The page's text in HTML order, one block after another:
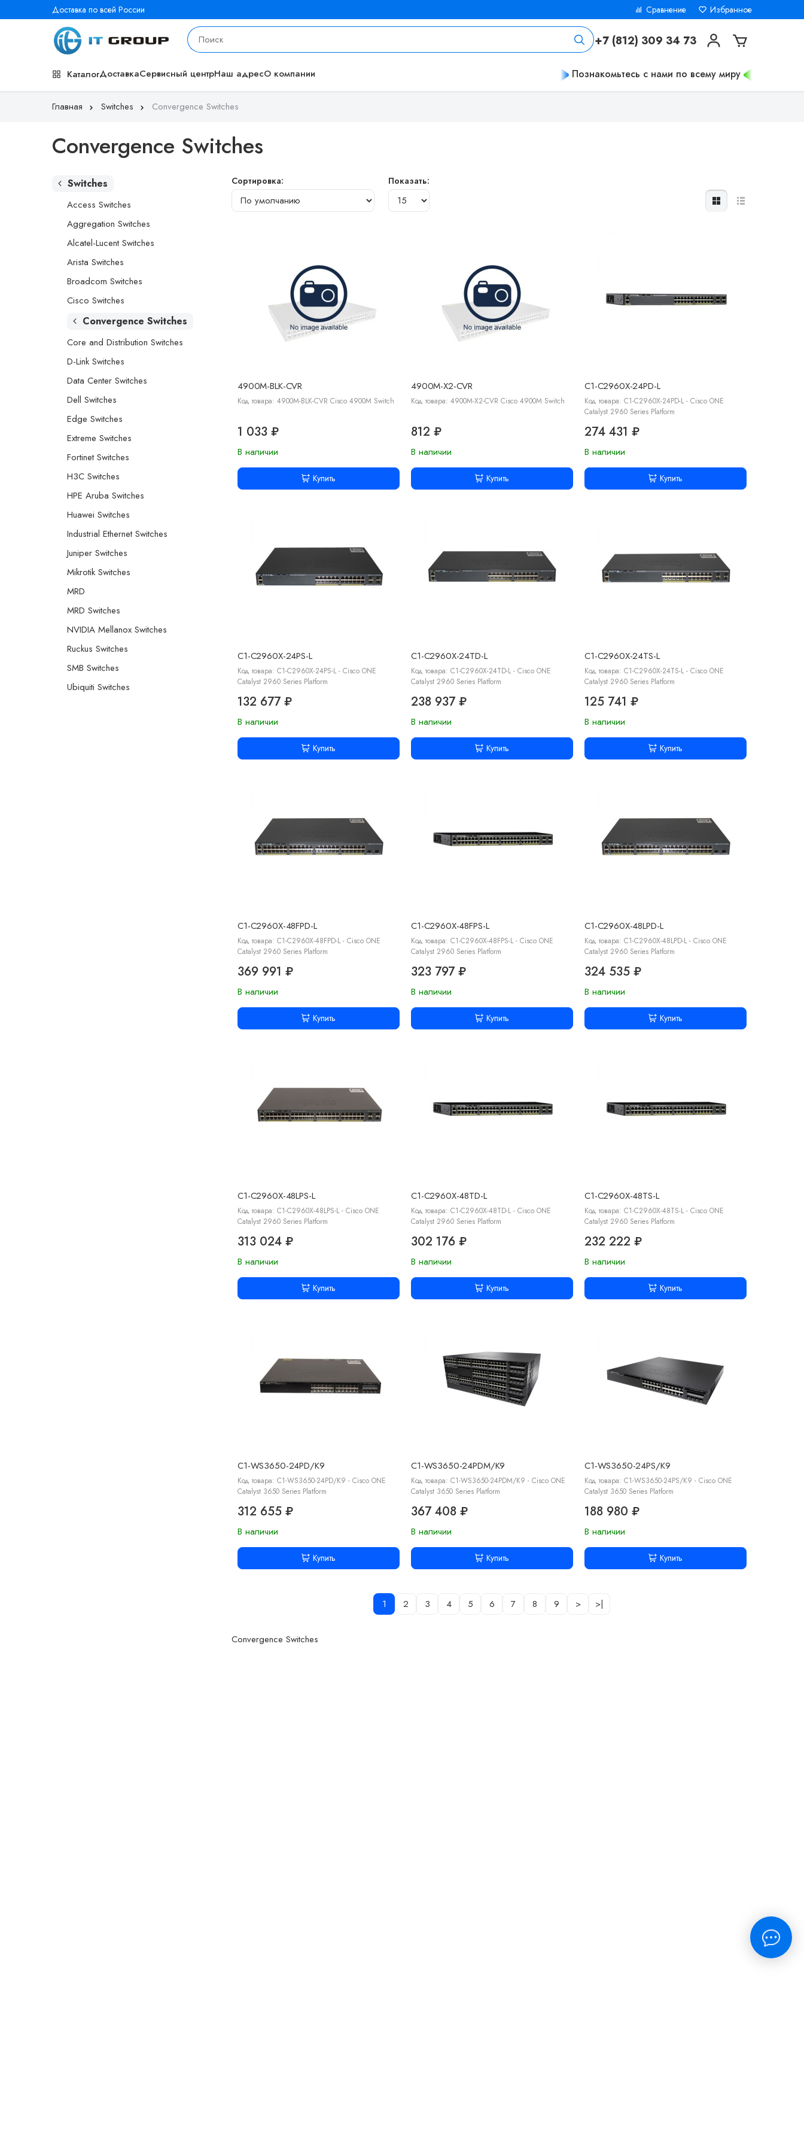
Доставка по всей России Сравнение Избранное
+7 (812) 309 34 73
КаталогДоставкаСервисный центрНаш адресО компании Познакомьтесь с нами по всему миру
Главная Switches Convergence Switches
Convergence Switches
Switches
Access Switches
Aggregation Switches
Alcatel-Lucent Switches
Arista Switches
Broadcom Switches
Cisco Switches
Convergence Switches
Core and Distribution Switches
D-Link Switches
Data Center Switches
Dell Switches
Edge Switches
Extreme Switches
Fortinet Switches
H3C Switches
HPE Aruba Switches
Huawei Switches
Industrial Ethernet Switches
Juniper Switches
Mikrotik Switches
MRD
MRD Switches
NVIDIA Mellanox Switches
Ruckus Switches
SMB Switches
Ubiquiti Switches
Сортировка: Показать:
4900M-BLK-CVR
Код товара: 4900M-BLK-CVR Cisco 4900M Switch
1 033 ₽
В наличии
Купить
4900M-X2-CVR
Код товара: 4900M-X2-CVR Cisco 4900M Switch
812 ₽
В наличии
Купить
C1-C2960X-24PD-L
Код товара: C1-C2960X-24PD-L - Cisco ONE
Catalyst 2960 Series Platform
274 431 ₽
В наличии
Купить
C1-C2960X-24PS-L
Код товара: C1-C2960X-24PS-L - Cisco ONE
Catalyst 2960 Series Platform
132 677 ₽
В наличии
Купить
C1-C2960X-24TD-L
Код товара: C1-C2960X-24TD-L - Cisco ONE
Catalyst 2960 Series Platform
238 937 ₽
В наличии
Купить
C1-C2960X-24TS-L
Код товара: C1-C2960X-24TS-L - Cisco ONE
Catalyst 2960 Series Platform
125 741 ₽
В наличии
Купить
C1-C2960X-48FPD-L
Код товара: C1-C2960X-48FPD-L - Cisco ONE
Catalyst 2960 Series Platform
369 991 ₽
В наличии
Купить
C1-C2960X-48FPS-L
Код товара: C1-C2960X-48FPS-L - Cisco ONE
Catalyst 2960 Series Platform
323 797 ₽
В наличии
Купить
C1-C2960X-48LPD-L
Код товара: C1-C2960X-48LPD-L - Cisco ONE
Catalyst 2960 Series Platform
324 535 ₽
В наличии
Купить
C1-C2960X-48LPS-L
Код товара: C1-C2960X-48LPS-L - Cisco ONE
Catalyst 2960 Series Platform
313 024 ₽
В наличии
Купить
C1-C2960X-48TD-L
Код товара: C1-C2960X-48TD-L - Cisco ONE
Catalyst 2960 Series Platform
302 176 ₽
В наличии
Купить
C1-C2960X-48TS-L
Код товара: C1-C2960X-48TS-L - Cisco ONE
Catalyst 2960 Series Platform
232 222 ₽
В наличии
Купить
C1-WS3650-24PD/K9
Код товара: C1-WS3650-24PD/K9 - Cisco ONE
Catalyst 3650 Series Platform
312 655 ₽
В наличии
Купить
C1-WS3650-24PDM/K9
Код товара: C1-WS3650-24PDM/K9 - Cisco ONE
Catalyst 3650 Series Platform
367 408 ₽
В наличии
Купить
C1-WS3650-24PS/K9
Код товара: C1-WS3650-24PS/K9 - Cisco ONE
Catalyst 3650 Series Platform
188 980 ₽
В наличии
Купить
1 2 3 4 5 6 7 8 9 > >|
Convergence Switches